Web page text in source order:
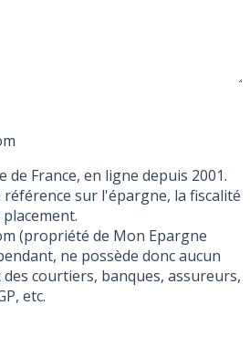
France, en ligne depuis 2001.
sur l'épargne, la fiscalité
(propriété de Mon Epargne
ne possède donc aucun
courtiers, banques, assureurs,
etc.